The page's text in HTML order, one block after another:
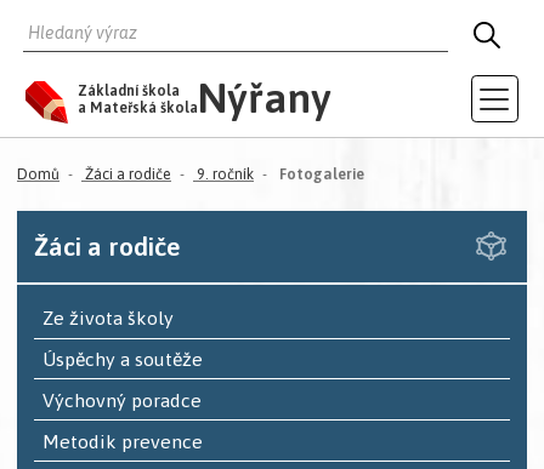
HLEDAT
Základní škola
a Mateřská škola Nýřany
Domů Žáci a rodiče 9. ročník Fotogalerie(aktuální)
Žáci a rodiče
Ze života školy
Úspěchy a soutěže
Výchovný poradce
Metodik prevence